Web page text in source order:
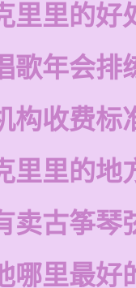
里里的好
歌年会排
构收费标
里里的地
卖古筝琴
哪里最好